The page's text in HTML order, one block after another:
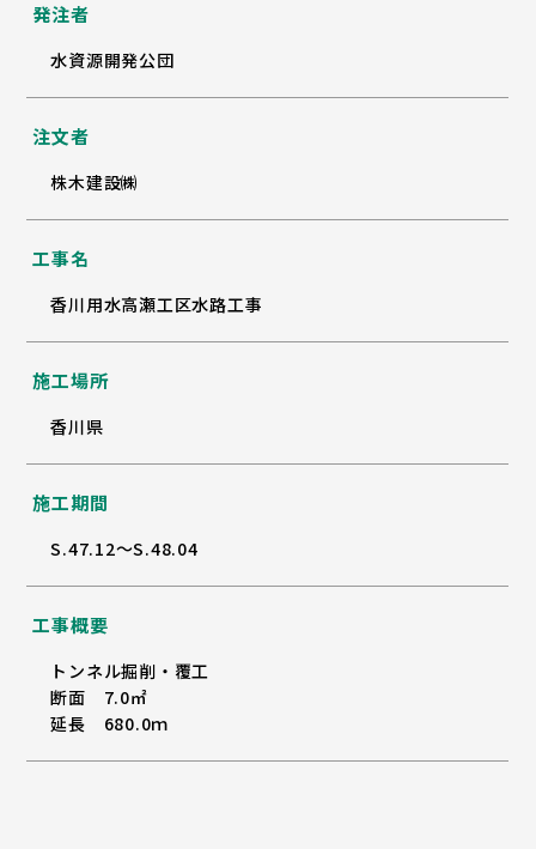
発注者
水資源開発公団
注文者
株木建設㈱
工事名
香川用水高瀬工区水路工事
施工場所
香川県
施工期間
S.47.12～S.48.04
工事概要
トンネル掘削・覆工
断面 7.0㎡
延長 680.0ｍ